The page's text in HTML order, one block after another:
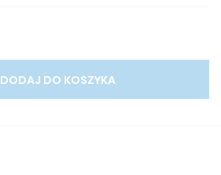
DODAJ DO KOSZYKA